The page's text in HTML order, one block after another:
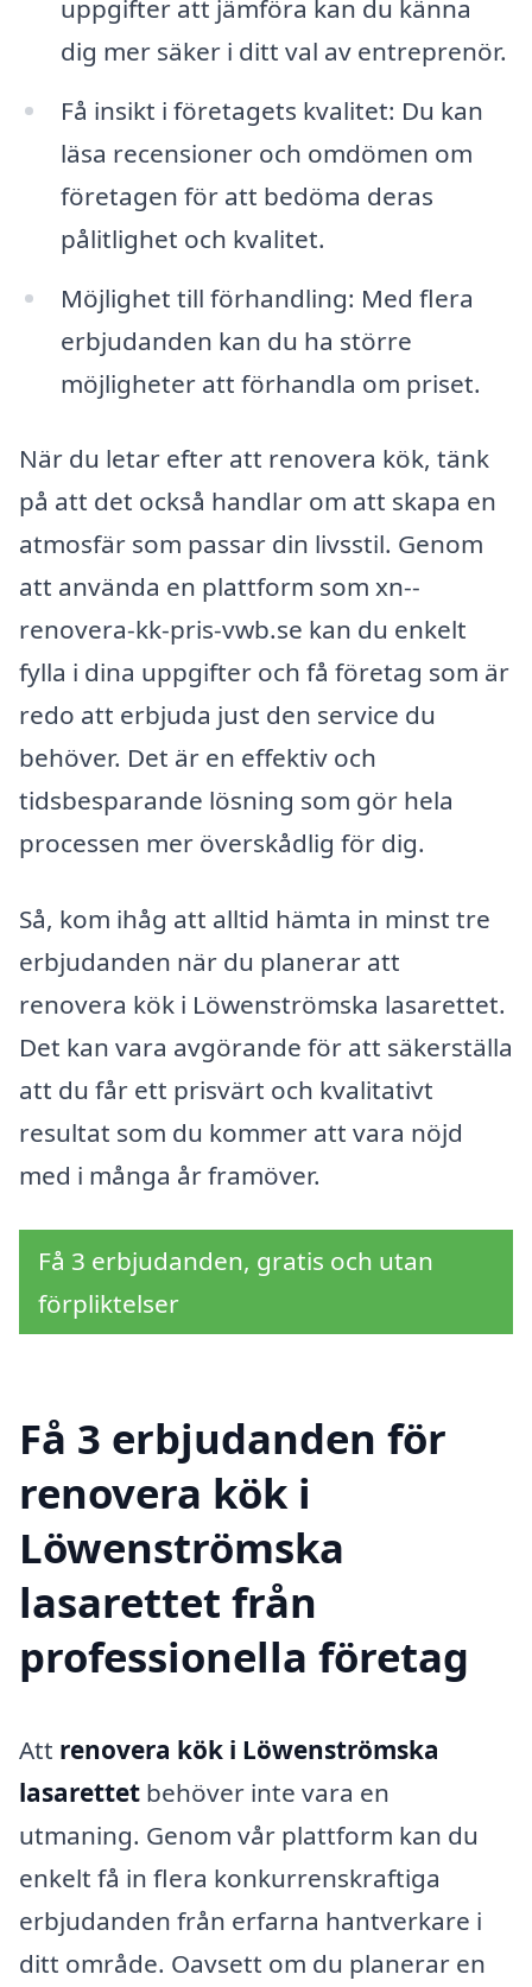
uppgifter att jämföra kan du känna
dig mer säker i ditt val av entreprenör.
Få insikt i företagets kvalitet: Du kan
läsa recensioner och omdömen om
företagen för att bedöma deras
pålitlighet och kvalitet.
Möjlighet till förhandling: Med flera
erbjudanden kan du ha större
möjligheter att förhandla om priset.
När du letar efter att renovera kök, tänk
på att det också handlar om att skapa en
atmosfär som passar din livsstil. Genom
att använda en plattform som xn--
renovera-kk-pris-vwb.se kan du enkelt
fylla i dina uppgifter och få företag som är
redo att erbjuda just den service du
behöver. Det är en effektiv och
tidsbesparande lösning som gör hela
processen mer överskådlig för dig.
Så, kom ihåg att alltid hämta in minst tre
erbjudanden när du planerar att
renovera kök i Löwenströmska lasarettet.
Det kan vara avgörande för att säkerställa
att du får ett prisvärt och kvalitativt
resultat som du kommer att vara nöjd
med i många år framöver.
Få 3 erbjudanden, gratis och utan
förpliktelser
Få 3 erbjudanden för
renovera kök i
Löwenströmska
lasarettet från
professionella företag
Att renovera kök i Löwenströmska
lasarettet behöver inte vara en
utmaning. Genom vår plattform kan du
enkelt få in flera konkurrenskraftiga
erbjudanden från erfarna hantverkare i
ditt område. Oavsett om du planerar en